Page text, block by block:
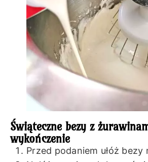
Świąteczne bezy z
wykończenie
Przed podaniem ułóż